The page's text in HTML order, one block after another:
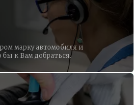
марку автомобиля и
к Вам добраться.